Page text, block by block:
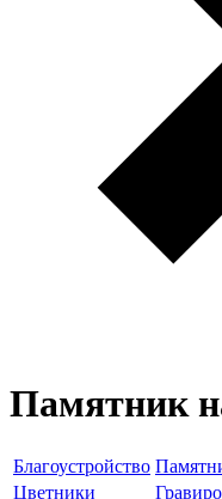
Памятник
Благоустройство
Цветники